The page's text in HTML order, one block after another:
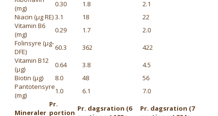
(mg)
0.30 1.8
2.1
Niacin (μg RE)3.1 18
22
Vitamin B6
(mg)
0.29 1.7
2.0
Folinsyre (μg-
DFE)
60.3 362
422
Vitamin B12
(μg)
0.64 3.8
4.5
Biotin (μg)
8.0 48
56
Pantotensyre
(mg)
1.0 6.1 7.0
Mineraler
Pr.
portion Pr. dagsration (6
Pr. dagsration (7